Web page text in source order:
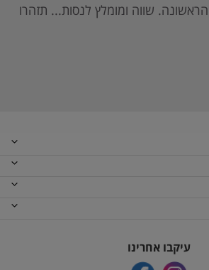
שווה ומומלץ לנסות... תזהרו
עיקבו אחרינו